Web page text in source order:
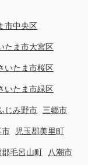
市中央区
たま市大宮区
いたま市桜区
いたま市緑区
じみ野市 三郷市
市 児玉郡美里町
郡毛呂山町 八潮市